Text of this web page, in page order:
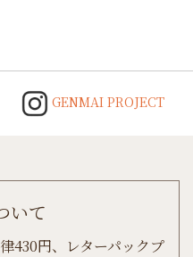
GENMAI PROJECT
いて
430円、レターパックプ